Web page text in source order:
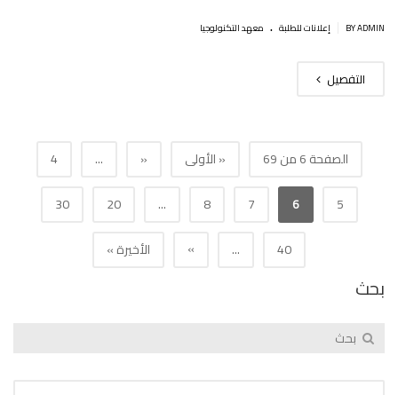
BY ADMIN إعلانات للطلبة . معهد التكنولوجيا
التفصيل
الصفحة 6 من 69 « الأولى «
...
4
5
6
7
8
...
20
30
40
...
» الأخيرة »
بحث